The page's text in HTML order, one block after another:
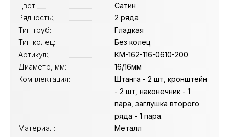
Цвет:
Сатин
Рядность:
2 ряда
Тип труб:
Гладкая
Тип колец:
Без колец
Артикул:
КМ-162-116-0610-200
Диаметр, мм:
16/16мм
Комплектация:
Штанга - 2 шт, кронштейн
- 2 шт, наконечник - 1
пара, заглушка второго
ряда - 1 пара.
Материал:
Металл